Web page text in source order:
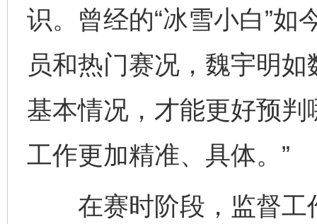
识。曾经的“冰雪小白”如
员和热门赛况，魏宇明
基本情况，才能更好预
工作更加精准、具体。”
在赛时阶段，监督工